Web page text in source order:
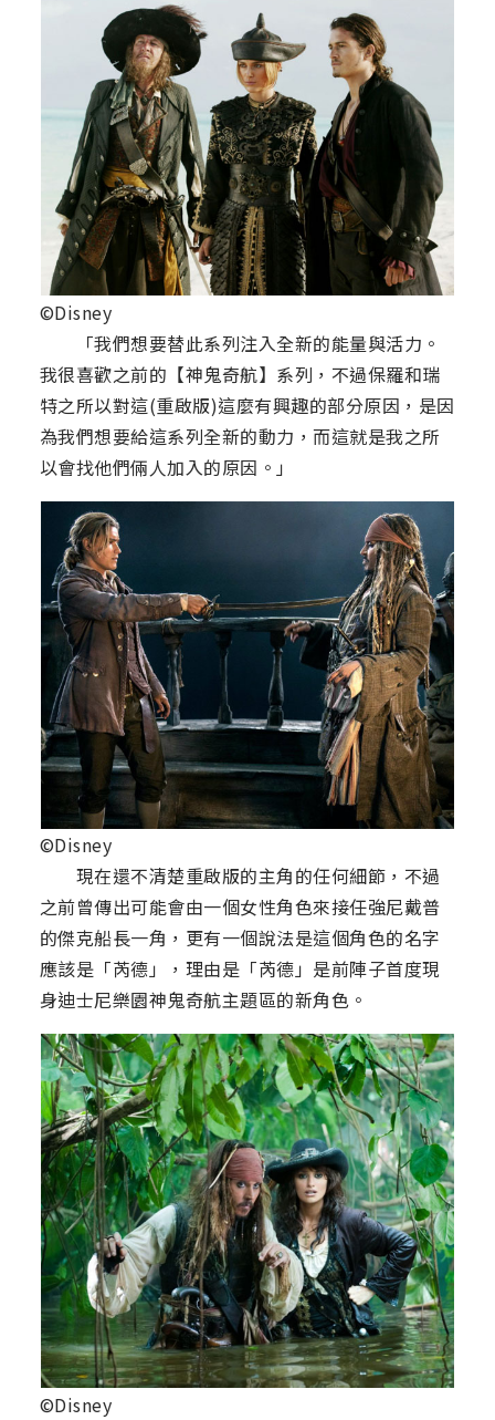
©Disney
「我們想要替此系列注入全新的能量與活力。
我很喜歡之前的【神鬼奇航】系列，不過保羅和瑞
特之所以對這(重啟版)這麼有興趣的部分原因，是因
為我們想要給這系列全新的動力，而這就是我之所
以會找他們倆人加入的原因。」
©Disney
現在還不清楚重啟版的主角的任何細節，不過
之前曾傳出可能會由一個女性角色來接任強尼戴普
的傑克船長一角，更有一個說法是這個角色的名字
應該是「芮德」，理由是「芮德」是前陣子首度現
身迪士尼樂園神鬼奇航主題區的新角色。
©Disney